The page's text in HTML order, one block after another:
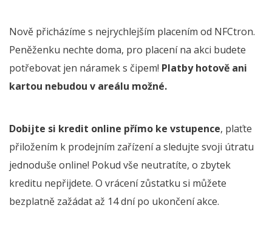
Nově přicházíme s nejrychlejším placením od NFCtron.
Peněženku nechte doma, pro placení na akci budete
potřebovat jen náramek s čipem! Platby hotově ani
kartou nebudou v areálu možné.
Dobijte si kredit online přímo ke vstupence, plaťte
přiložením k prodejním zařízení a sledujte svoji útratu
jednoduše online! Pokud vše neutratíte, o zbytek
kreditu nepřijdete. O vrácení zůstatku si můžete
bezplatně zažádat až 14 dní po ukončení akce.